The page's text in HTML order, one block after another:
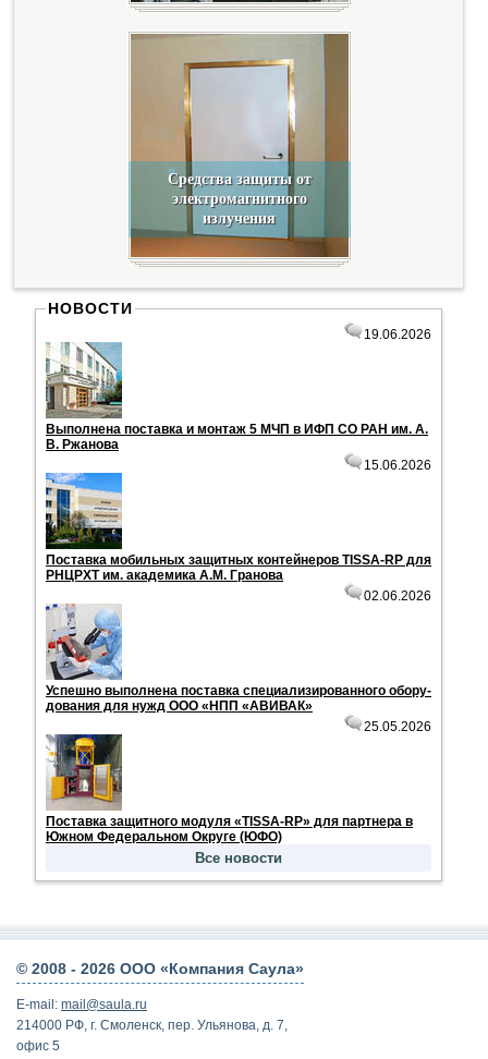
Средства защиты от
электромагнитного
излучения
НОВОСТИ
19.06.2026
Вы­пол­не­на по­став­ка и мон­таж 5 МЧП в ИФП СО РАН им. А.
В. Ржа­но­ва
15.06.2026
По­став­ка мо­биль­ных за­щит­ных кон­тей­не­ров TISSA-RP для
РНЦРХТ им. ака­де­ми­ка А.М. Гра­но­ва
02.06.2026
Успеш­но вы­пол­не­на по­став­ка спе­ци­а­ли­зи­ро­ван­но­го обо­ру­
до­ва­ния для нужд ООО «НПП «АВИ­ВАК»
25.05.2026
По­став­ка за­щит­но­го мо­ду­ля «TISSA-RP» для парт­не­ра в
Юж­ном Фе­де­раль­ном Окру­ге (ЮФО)
Все новости
© 2008 - 2026 ООО «Компания Саула»
E-mail: mail@saula.ru
214000 РФ, г. Смоленск, пер. Ульянова, д. 7,
офис 5